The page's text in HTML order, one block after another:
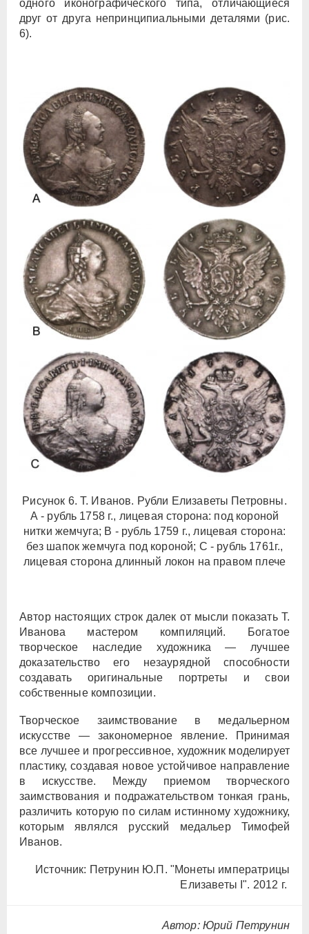
одного иконографического типа, отличающиеся
друг от друга непринципиальными деталями (рис.
6).
Рисунок 6. Т. Иванов. Рубли Елизаветы Петровны.
А - рубль 1758 г., лицевая сторона: под короной
нитки жемчуга; В - рубль 1759 г., лицевая сторона:
без шапок жемчуга под короной; С - рубль 1761г.,
лицевая сторона длинный локон на правом плече
Автор настоящих строк далек от мысли показать Т.
Иванова мастером компиляций. Богатое
творческое наследие художника — лучшее
доказательство его незаурядной способности
создавать оригинальные портреты и свои
собственные композиции.
Творческое заимствование в медальерном
искусстве — закономерное явление. Принимая
все лучшее и прогрессивное, художник моделирует
пластику, создавая новое устойчивое направление
в искусстве. Между приемом творческого
заимствования и подражательством тонкая грань,
различить которую по силам истинному художнику,
которым являлся русский медальер Тимофей
Иванов.
Источник: Петрунин Ю.П. "Монеты императрицы
Елизаветы I". 2012 г.
Автор:Юрий Петрунин